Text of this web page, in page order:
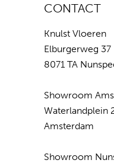
CONTACT
Knulst Vloeren
Elburgerweg 37
8071 TA
Showroom
Waterlandplein
Amsterdam
Showroom